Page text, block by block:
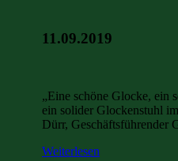
11.09.2019
„Eine schöne Glocke, ein
ein solider Glockenstuhl
Dürr, Geschäftsführender
Weiterlesen